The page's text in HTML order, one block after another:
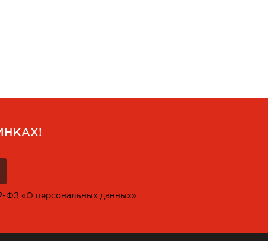
ФЗ «О персональных данных»